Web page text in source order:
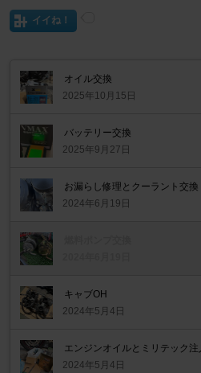
イイね！
オイル交換
2025年10月15日
バッテリー交換
2025年9月27日
お漏らし修理とクーラント交換
2024年6月19日
キャブOH
2024年5月4日
エンジンオイルとミリテック注
2024年5月4日